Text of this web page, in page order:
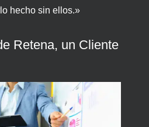
hecho sin ellos.»
Retena, un Cliente